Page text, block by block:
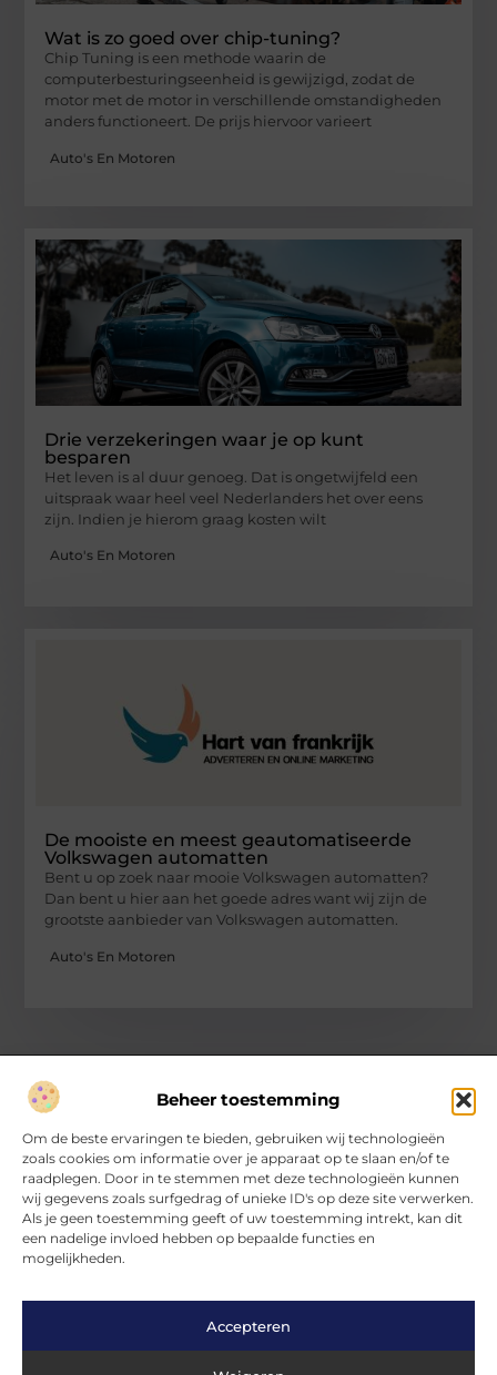
Beheer toestemming
Om de beste ervaringen te bieden, gebruiken wij technologieën
zoals cookies om informatie over je apparaat op te slaan en/of te
raadplegen. Door in te stemmen met deze technologieën kunnen
wij gegevens zoals surfgedrag of unieke ID's op deze site verwerken.
Als je geen toestemming geeft of uw toestemming intrekt, kan dit
een nadelige invloed hebben op bepaalde functies en
mogelijkheden.
Accepteren
Wat is zo goed over chip-tuning?
Chip Tuning is een methode waarin de
computerbesturingseenheid is gewijzigd, zodat de
motor met de motor in verschillende omstandigheden
anders functioneert. De prijs hiervoor varieert
Auto's En Motoren
Drie verzekeringen waar je op kunt
besparen
Het leven is al duur genoeg. Dat is ongetwijfeld een
uitspraak waar heel veel Nederlanders het over eens
zijn. Indien je hierom graag kosten wilt
Auto's En Motoren
De mooiste en meest geautomatiseerde
Volkswagen automatten
Bent u op zoek naar mooie Volkswagen automatten?
Dan bent u hier aan het goede adres want wij zijn de
grootste aanbieder van Volkswagen automatten.
Auto's En Motoren
Over Hartvanfrankrijk
Jouw gids voor inspirerende verhalen en inzichten.
Verken een divers aanbod aan blogs en artikelen, van handige
tips tot fascinerende ontdekkingen, allemaal op
HartvanFrankrijk.nl.
Bericht categorie
Main Links